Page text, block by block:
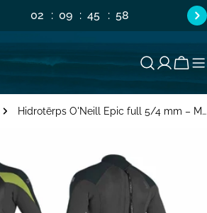
02 09 45 58
Hidrotērps O'Neill Epic full 5/4 mm – Melns/Gun Metal/Dayglo HH1